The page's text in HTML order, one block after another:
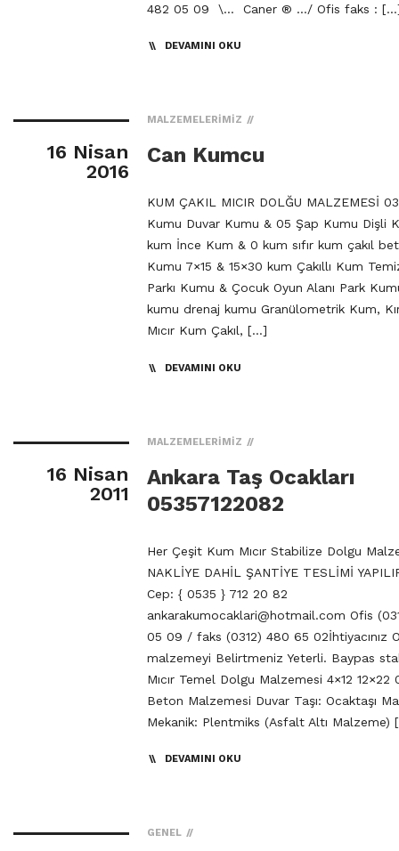
482 05 09 \… Caner ® …/ Ofis faks :
DEVAMINI OKU
16 Nisan
2016
MALZEMELERIMIZ
Can Kumcu
KUM ÇAKIL MICIR DOLĞU MALZEMESİ 03
Kumu Duvar Kumu & 05 Şap Kumu Dişli
kum İnce Kum & 0 kum sıfır kum çakıl
Kumu 7×15 & 15×30 kum Çakıllı Kum
Parkı Kumu & Çocuk Oyun Alanı Park
kumu drenaj kumu Granülometrik Kum,
Mıcır Kum Çakıl, […]
DEVAMINI OKU
16 Nisan
2011
MALZEMELERIMIZ
Ankara Taş Ocakları
05357122082
Her Çeşit Kum Mıcır Stabilize Dolgu
NAKLİYE DAHİL ŞANTİYE TESLİMİ
Cep: { 0535 } 712 20 82
ankarakumocaklari@hotmail.com Ofis
05 09 / faks (0312) 480 65 02İhtiyacınız
malzemeyi Belirtmeniz Yeterli. Baypas
Mıcır Temel Dolgu Malzemesi 4×12 12×22
Beton Malzemesi Duvar Taşı: Ocaktaşı
Mekanik: Plentmiks (Asfalt Altı Malzeme)
DEVAMINI OKU
GENEL